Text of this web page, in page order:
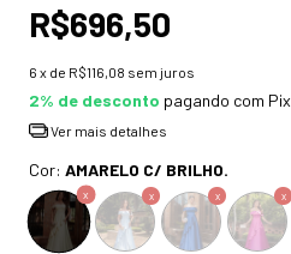
R$696,50
6 x de R$116,08 sem juros
2% de desconto pagando com Pix
Ver mais detalhes
Cor: AMARELO C/ BRILHO.